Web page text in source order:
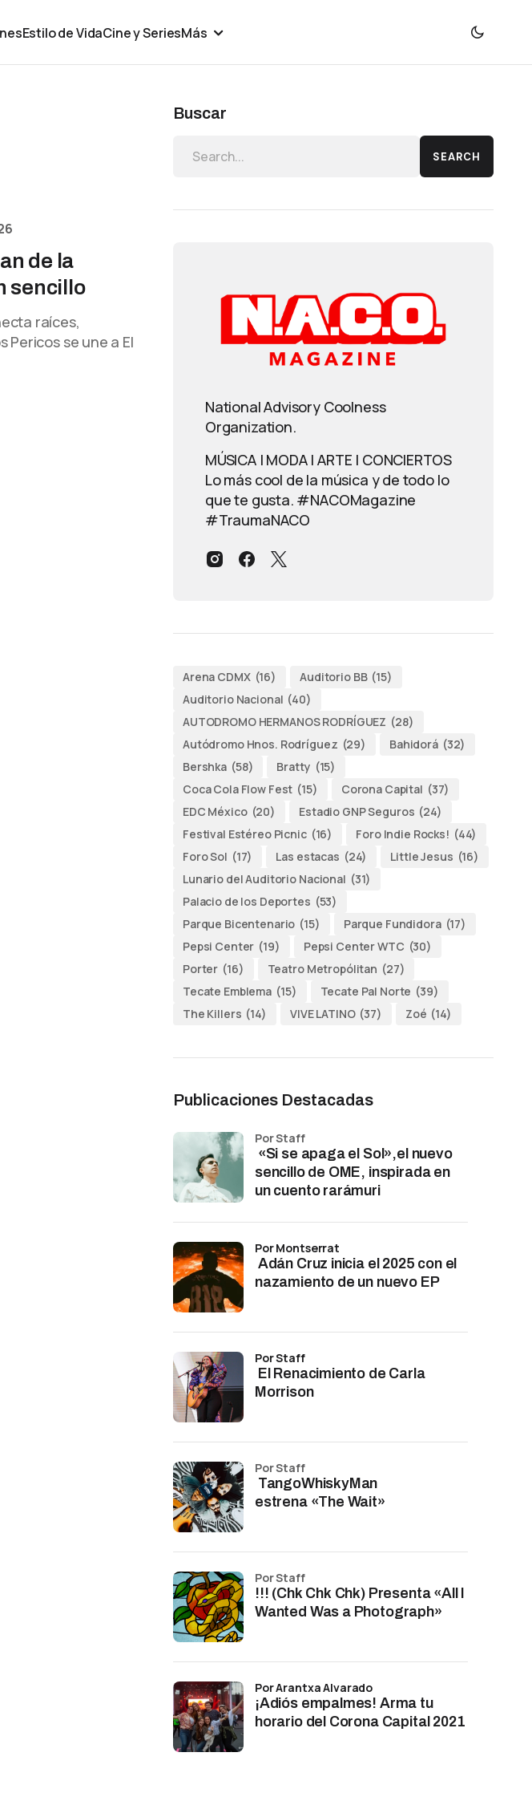
Estilo de VidaCine y SeriesMás
de la
sencillo
raíces,
Pericos se une a El
Buscar
SEARCH
National Advisory Coolness
Organization.
MÚSICA | MODA | ARTE | CONCIERTOS
Lo más cool de la música y de todo lo
que te gusta. #NACOMagazine
#TraumaNACO
Arena CDMX (16) Auditorio BB (15)
Auditorio Nacional (40)
AUTODROMO HERMANOS RODRÍGUEZ (28)
Autódromo Hnos. Rodríguez (29) Bahidorá (32)
Bershka (58) Bratty (15)
Coca Cola Flow Fest (15) Corona Capital (37)
EDC México (20) Estadio GNP Seguros (24)
Festival Estéreo Picnic (16) Foro Indie Rocks! (44)
Foro Sol (17) Las estacas (24) Little Jesus (16)
Lunario del Auditorio Nacional (31)
Palacio de los Deportes (53)
Parque Bicentenario (15) Parque Fundidora (17)
Pepsi Center (19) Pepsi Center WTC (30)
Porter (16) Teatro Metropólitan (27)
Tecate Emblema (15) Tecate Pal Norte (39)
The Killers (14) VIVE LATINO (37) Zoé (14)
Publicaciones Destacadas
«Si se apaga el Sol»,el nuevo
sencillo de OME, inspirada en
un cuento rarámuri
por Staff
Adán Cruz inicia el 2025 con el
nazamiento de un nuevo EP
por Montserrat
El Renacimiento de Carla
Morrison
por Staff
TangoWhiskyMan
estrena «The Wait»
por Staff
!!! (Chk Chk Chk) Presenta «All I
Wanted Was a Photograph»
por Staff
¡Adiós empalmes! Arma tu
horario del Corona Capital 2021
por Arantxa Alvarado